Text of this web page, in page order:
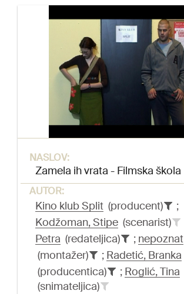
NASLOV:
Zamela ih vrata - Filmska škola
AUTOR:
Kino klub Split (producent)
;
Kodžoman, Stipe (scenarist)
Petra (redateljica) ; nepoznat
(montažer)
; Radetić, Branka
(producentica)
; Roglić, Tina
(snimateljica)